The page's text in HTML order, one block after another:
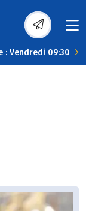
: Vendredi 09:30